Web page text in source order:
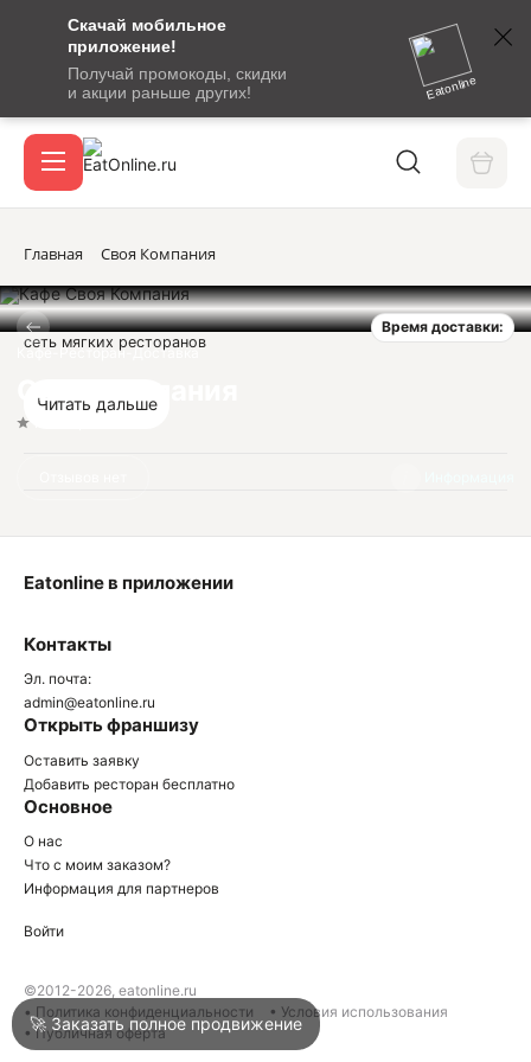
Скачай мобильное
приложение!
Получай промокоды, скидки
и акции раньше других!
Eatonline
сообщение
кодом
подтверждения
Вход / регистрация
Акции
Войти
Написать в техподдержку
Главная Своя Компания
Время доставки:
Кафе-Ресторан-Доставка
Своя Компания
сеть мягких ресторанов
Читать дальше
Контакты
Эл. почта:
admin@eatonline.ru
Открыть франшизу
Оставить заявку
Добавить ресторан бесплатно
Основное
О нас
Что с моим заказом?
Информация для партнеров
Eatonline в приложении
Войти
©2012-2026, eatonline.ru
• Политика конфиденциальности
• Условия использования
• Публичная оферта
🚀 Заказать полное продвижение